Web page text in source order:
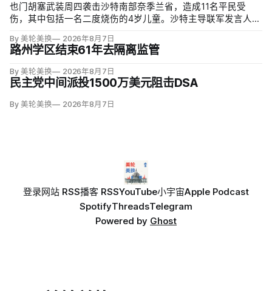
也门胡塞武装周四袭击沙特南部奈季兰省，造成11名平民受
伤，其中包括一名二度烧伤的4岁儿童。沙特主导联军发言人图
区；
By 美轮美换 2026年8月7日
路州学区结束61年去隔离监管
By 美轮美换 2026年8月7日
民主党中间派投1500万美元阻击DSA
By 美轮美换 2026年8月7日
登录网站 RSS播客 RSSYouTube小宇宙Apple Podcast
SpotifyThreadsTelegram
Powered by Ghost